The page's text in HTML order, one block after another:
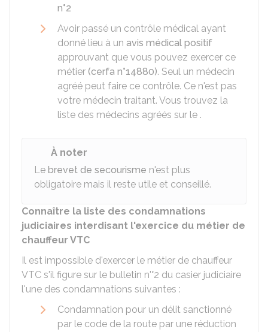
n°2
Avoir passé un contrôle médical ayant
donné lieu à un avis médical positif
approuvant que vous pouvez exercer ce
métier (cerfa n°14880). Seul un médecin
agréé peut faire ce contrôle. Ce n'est pas
votre médecin traitant. Vous trouvez la
liste des médecins agréés sur le .
À noter
Le brevet de secourisme n'est plus
obligatoire mais il reste utile et conseillé.
Connaître la liste des condamnations
judiciaires interdisant l'exercice du métier de
chauffeur VTC
Il est impossible d'exercer le métier de chauffeur
VTC s'il figure sur le bulletin n'°2 du casier judiciaire
l'une des condamnations suivantes :
Condamnation pour un délit sanctionné
par le code de la route par une réduction